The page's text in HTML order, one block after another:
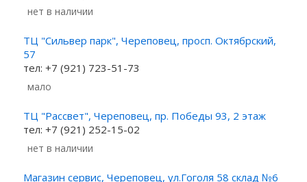
Нет в наличии
ТЦ "Сильвер парк", Череповец, просп. Октябрский,
57
тел: +7 (921) 723-51-73
Мало
ТЦ "Рассвет", Череповец, пр. Победы 93, 2 этаж
тел: +7 (921) 252-15-02
Нет в наличии
Магазин сервис, Череповец, ул.Гоголя 58 склад №6